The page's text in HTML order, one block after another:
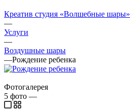
Креатив студия «Волшебные шары»
—
Услуги
—
Воздушные шары
—Рождение ребенка
Фотогалерея
5 фото —